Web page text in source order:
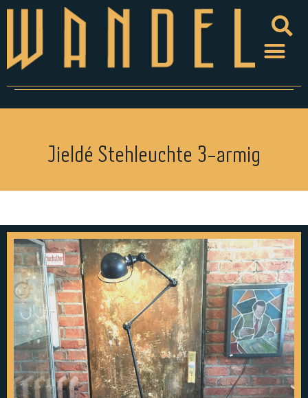
Jieldé Stehleuchte 3-armig